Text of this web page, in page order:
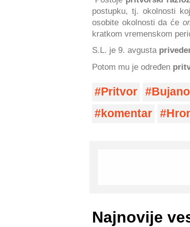
postupku, tj. okolnosti
osobite okolnosti da će
kratkom vremenskom
S.L. je 9. avgusta
Potom mu je određen
Pritvor
komentar
Najnovije